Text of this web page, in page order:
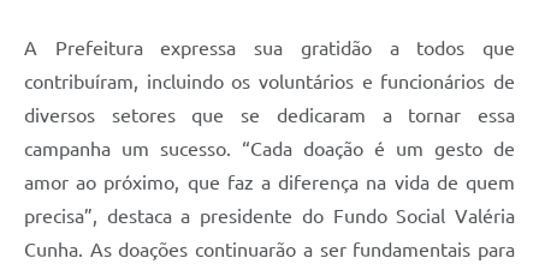
A Prefeitura expressa sua gratidão a todos que
contribuíram, incluindo os voluntários e funcionários de
diversos setores que se dedicaram a tornar essa
campanha um sucesso. “Cada doação é um gesto de
amor ao próximo, que faz a diferença na vida de quem
precisa”, destaca a presidente do Fundo Social Valéria
Cunha. As doações continuarão a ser fundamentais para